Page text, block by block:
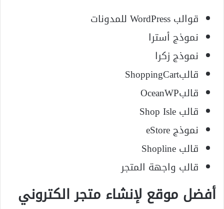
قوالب WordPress للمدونات
نموذج أسترا
نموذج زكرا
قالبShoppingCart
قالبOceanWP
قالب Shop Isle
نموذج eStore
قالب Shopline
قالب واجهة المتجر
أفضل موقع لإنشاء متجر الكتروني